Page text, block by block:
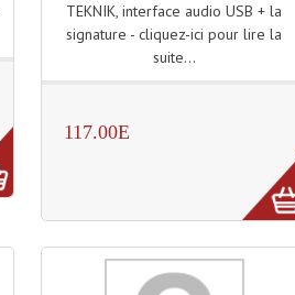
TEKNIK, interface audio USB + la
signature - cliquez-ici pour lire la
suite...
117.00E